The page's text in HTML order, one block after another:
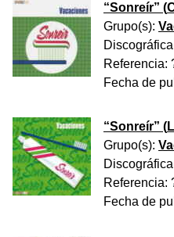
“Sonreír” (
Grupo(s):
Referencia:
Fecha de
“Sonreír” (
Grupo(s):
Referencia:
Fecha de